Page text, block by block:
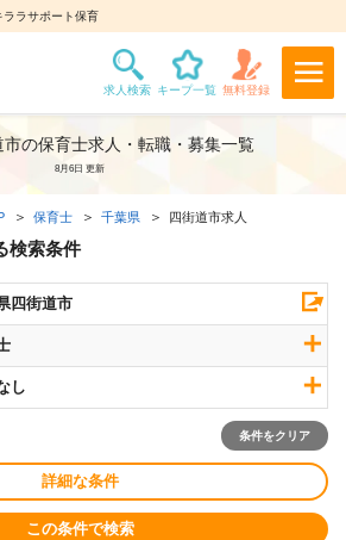
ラサポート保育
の保育士求人・転職・募集一覧
8月6日 更新
保育士 千葉県 四街道市求人
検索条件
四街道市
し
条件をクリア
詳細な条件
この条件で検索